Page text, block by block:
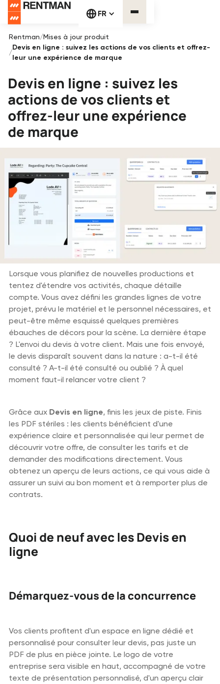
FR
Rentman/Mises à jour produit
/
Devis en ligne : suivez les actions de vos clients et offrez-
leur une expérience de marque
Devis en ligne : suivez les
actions de vos clients et
offrez-leur une expérience
de marque
Lorsque vous planifiez de nouvelles productions et
tentez d'étendre vos activités, chaque détaille
compte. Vous avez défini les grandes lignes de votre
projet, prévu le matériel et le personnel nécessaires, et
peut-être même esquissé quelques premières
ébauches de décors pour la scène. La dernière étape
? L'envoi du devis à votre client. Mais une fois envoyé,
le devis disparaît souvent dans la nature : a-t-il été
consulté ? A-t-il été consulté ou oublié ? À quel
moment faut-il relancer votre client ?
Grâce aux Devis en ligne, finis les jeux de piste. Finis
les PDF stériles : les clients bénéficient d'une
expérience claire et personnalisée qui leur permet de
découvrir votre offre, de consulter les tarifs et de
demander des modifications directement. Vous
obtenez un aperçu de leurs actions, ce qui vous aide à
assurer un suivi au bon moment et à remporter plus de
contrats.
Quoi de neuf avec les Devis en
ligne
Démarquez-vous de la concurrence
Vos clients profitent d'un espace en ligne dédié et
personnalisé pour consulter leur devis, pas juste un
PDF de plus en pièce jointe. Le logo de votre
entreprise sera visible en haut, accompagné de votre
texte de présentation personnalisé, d'un aperçu clair